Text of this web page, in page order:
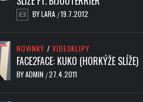
BYLARA /19.7.2012
NOVINKY / VIDEOKLIPY
FACE2FACE: KUKO (HORKÝŽE SLÍŽE)
BYADMIN /27.4.2011